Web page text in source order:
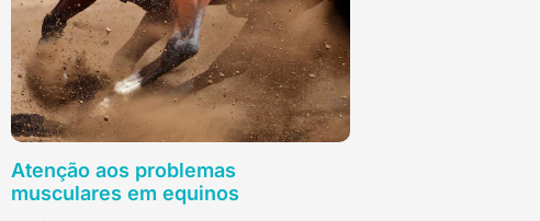
Atenção aos problemas
musculares em equinos